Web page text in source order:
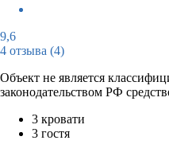
9,6
4 отзыва (4)
Объект не является
законодательством РФ
3 кровати
3 гостя